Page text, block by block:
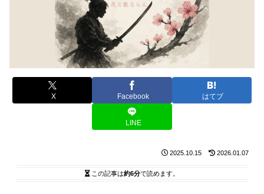
X Facebook はてブ
LINE
2025.10.15 2026.01.07
この記事は約6分で読めます。